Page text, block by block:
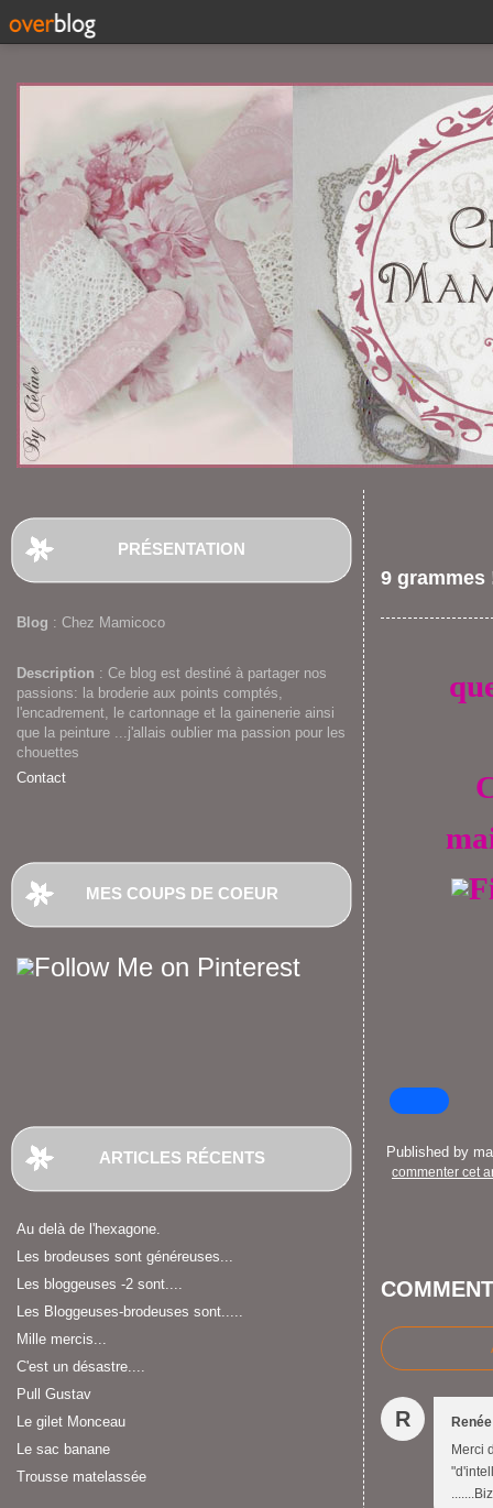
PRÉSENTATION
Blog : Chez Mamicoco
Description : Ce blog est destiné à partager nos
passions: la broderie aux points comptés,
l'encadrement, le cartonnage et la gainenerie ainsi
que la peinture ...j'allais oublier ma passion pour les
chouettes
Contact
MES COUPS DE COEUR
ARTICLES RÉCENTS
Au delà de l'hexagone.
Les brodeuses sont généreuses...
Les bloggeuses -2 sont....
Les Bloggeuses-brodeuses sont.....
Mille mercis...
C'est un désastre....
Pull Gustav
Le gilet Monceau
Le sac banane
Trousse matelassée
9 grammes
Published by
commenter cet
R
Merci